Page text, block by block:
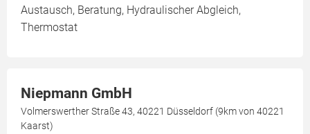
Austausch, Beratung, Hydraulischer Abgleich,
Thermostat
Niepmann GmbH
Volmerswerther Straße 43, 40221 Düsseldorf (9km von 40221
Kaarst)